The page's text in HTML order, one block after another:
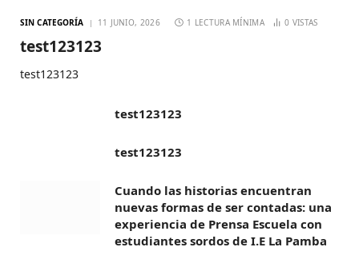
SIN CATEGORÍA 11 JUNIO, 2026 1 LECTURA MÍNIMA 0 VISTAS
test123123
test123123
test123123
test123123
Cuando las historias encuentran
nuevas formas de ser contadas: una
experiencia de Prensa Escuela con
estudiantes sordos de I.E La Pamba